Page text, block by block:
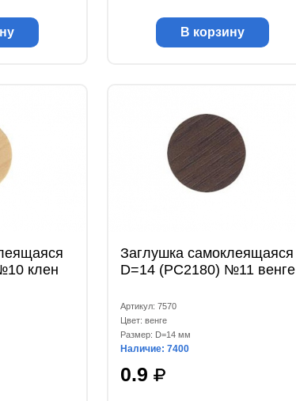
В корзину
клен
Заглушка самоклеящаяся
D=14 (РС2180) №11 венге
Артикул: 7570
Цвет: венге
Размер: D=14 мм
Наличие: 7400
0.9